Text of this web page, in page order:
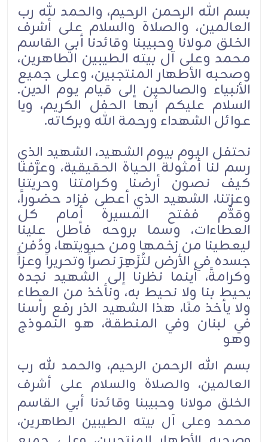
بسم الله الرحمن الرحيم، والحمد لله رب
العالمين، والصلاة والسلام على أشرف
الخلق مولانا وحبيبنا وقائدنا أبي القاسم
محمد وعلى آل بيته الطيبين الطاهرين،
وصحبه الأطهار المنتجبين، وعلى جميع
الأنبياء والصالحين إلى قيام يوم الدين.
السلام عليكم أيها الحفل الكريم، ويا
عوائل الشهداء ورحمة الله وبركاته.
نحتفل اليوم بيوم الشهيد، الشهيد الذي
رسم لنا أمثولة الحياة الحقيقية، وعرَّفنا
كيف نصون أرضنا وكرامتنا وحريتنا
وعزتنا، الشهيد الذي أعطى فزاد حضوراً،
وقدَّم ففتح المسيرة أمام كل
العطاءات، وسما بروحه فأطل علينا
ليعطينا من زخمها ومن حيويتها، ودُفن
جسده في الأرض لتُزَهِرَ نصراً وتحريراً وعزاً
وكرامةً، أينما نظرنا إلى الشهيد نجده
يحيط بنا ولا نحيط به، ونأخذ من العطاء
ولا يأخذ منَا، هذا الشهيد الذر رفع رأسنا
في لبنان وفي المنطقة، هو النموذج
وهو
بسم الله الرحمن الرحيم، والحمد لله رب
العالمين، والصلاة والسلام على أشرف
الخلق مولانا وحبيبنا وقائدنا أبي القاسم
محمد وعلى آل بيته الطيبين الطاهرين،